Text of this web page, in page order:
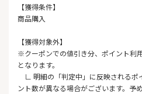
【獲得条件】
商品購入
【獲得対象外】
※クーポンでの値引き分、ポイント利
となります。
∟ 明細の「判定中」に反映されるポ
ント数が異なる場合がございます。予